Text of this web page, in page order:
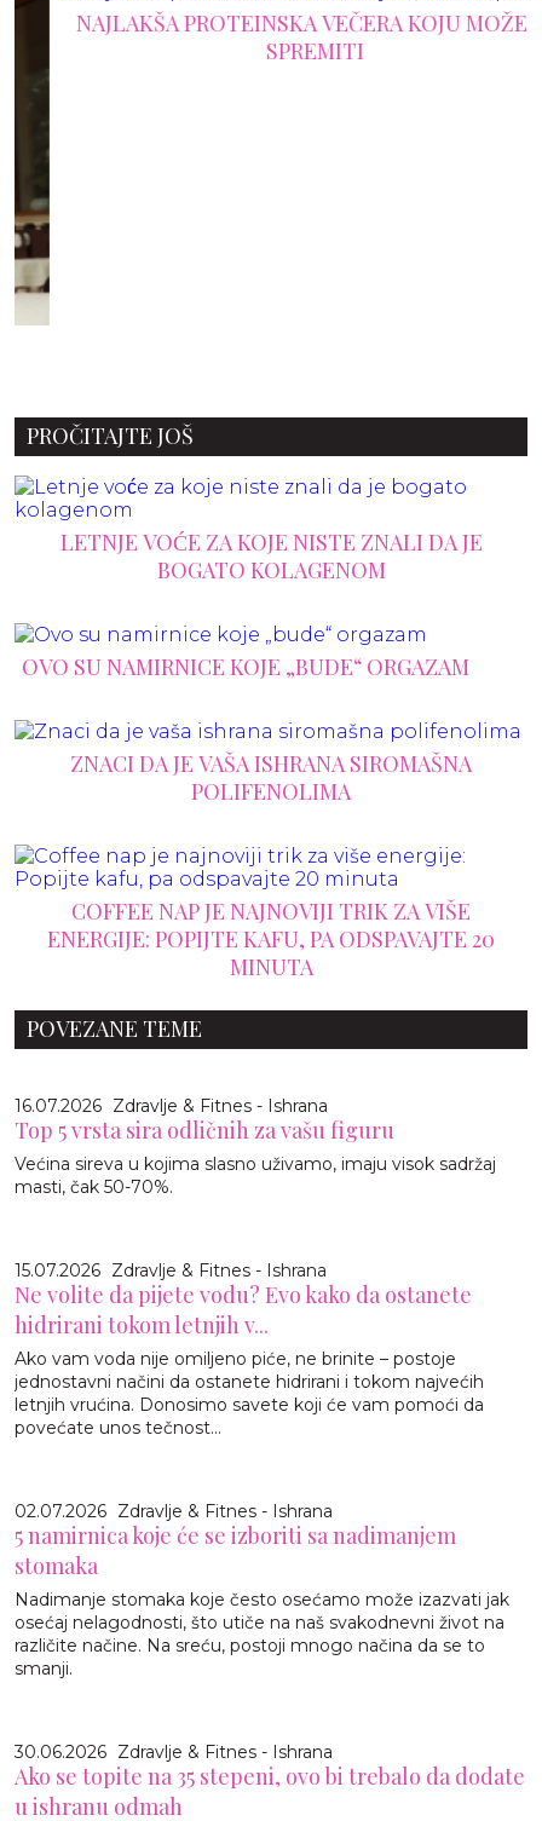
NAJLAKŠA PROTEINSKA VEČERA KOJU MOŽETE
SPREMITI
PROČITAJTE JOŠ
LETNJE VOĆE ZA KOJE NISTE ZNALI DA JE
BOGATO KOLAGENOM
OVO SU NAMIRNICE KOJE „BUDE“ ORGAZAM
ZNACI DA JE VAŠA ISHRANA SIROMAŠNA
POLIFENOLIMA
COFFEE NAP JE NAJNOVIJI TRIK ZA VIŠE
ENERGIJE: POPIJTE KAFU, PA ODSPAVAJTE 20
MINUTA
POVEZANE TEME
16.07.2026 Zdravlje & Fitnes - Ishrana
Top 5 vrsta sira odličnih za vašu figuru
Većina sireva u kojima slasno uživamo, imaju visok sadržaj
masti, čak 50-70%.
15.07.2026 Zdravlje & Fitnes - Ishrana
Ne volite da pijete vodu? Evo kako da ostanete
hidrirani tokom letnjih v...
Ako vam voda nije omiljeno piće, ne brinite – postoje
jednostavni načini da ostanete hidrirani i tokom najvećih
letnjih vrućina. Donosimo savete koji će vam pomoći da
povećate unos tečnost...
02.07.2026 Zdravlje & Fitnes - Ishrana
5 namirnica koje će se izboriti sa nadimanjem
stomaka
Nadimanje stomaka koje često osećamo može izazvati jak
osećaj nelagodnosti, što utiče na naš svakodnevni život na
različite načine. Na sreću, postoji mnogo načina da se to
smanji.
30.06.2026 Zdravlje & Fitnes - Ishrana
Ako se topite na 35 stepeni, ovo bi trebalo da dodate
u ishranu odmah